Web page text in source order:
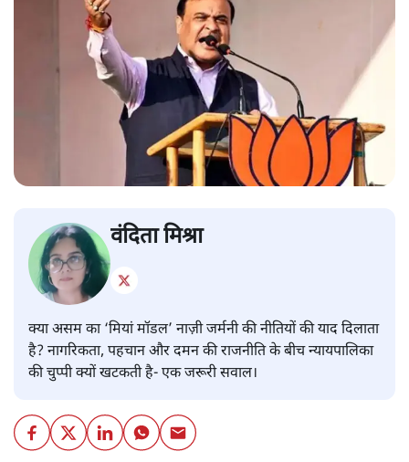
वंदिता मिश्रा
क्या असम का ‘मियां मॉडल’ नाज़ी जर्मनी की नीतियों की याद दिलाता
है? नागरिकता, पहचान और दमन की राजनीति के बीच न्यायपालिका
की चुप्पी क्यों खटकती है- एक जरूरी सवाल।